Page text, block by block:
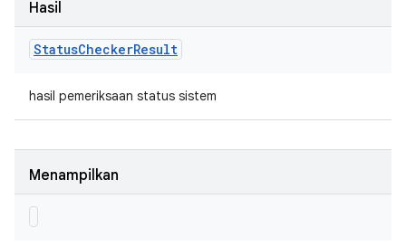
Hasil
StatusCheckerResult
hasil pemeriksaan status sistem
Menampilkan